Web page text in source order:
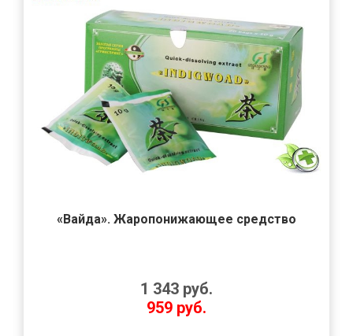
«Вайда». Жаропонижающее средство
1 343 руб.
959 руб.